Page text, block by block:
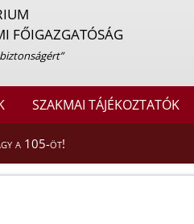
FŐIGAZGATÓSÁG
SZAKMAI TÁJÉKOZTATÓK
a 105-öt!